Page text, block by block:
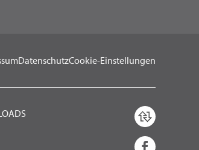
DatenschutzCookie-Einstellungen